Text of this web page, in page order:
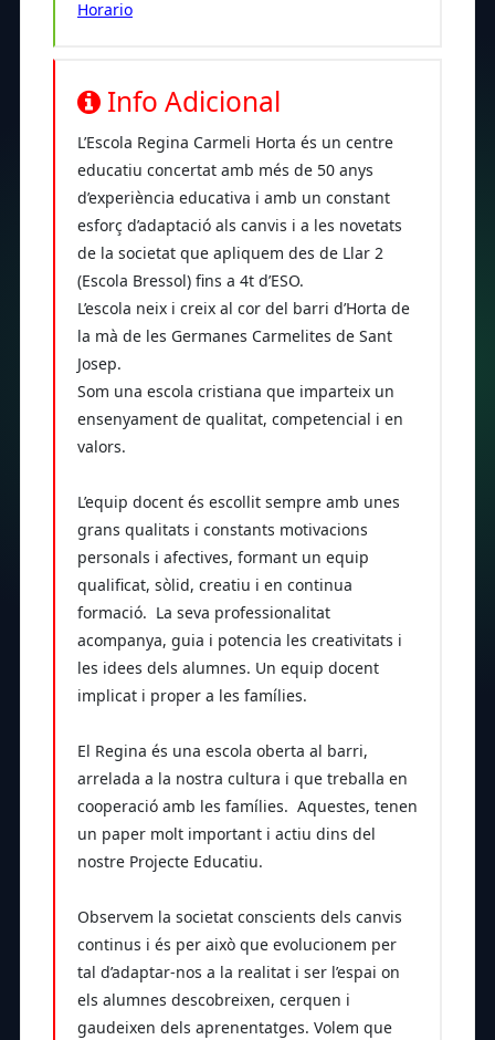
Horario
Info Adicional
L’Escola Regina Carmeli Horta és un centre
educatiu concertat amb més de 50 anys
d’experiència educativa i amb un constant
esforç d’adaptació als canvis i a les novetats
de la societat que apliquem des de Llar 2
(Escola Bressol) fins a 4t d’ESO.
L’escola neix i creix al cor del barri d’Horta de
la mà de les Germanes Carmelites de Sant
Josep.
Som una escola cristiana que imparteix un
ensenyament de qualitat, competencial i en
valors.
L’equip docent és escollit sempre amb unes
grans qualitats i constants motivacions
personals i afectives, formant un equip
qualificat, sòlid, creatiu i en continua
formació. La seva professionalitat
acompanya, guia i potencia les creativitats i
les idees dels alumnes. Un equip docent
implicat i proper a les famílies.
El Regina és una escola oberta al barri,
arrelada a la nostra cultura i que treballa en
cooperació amb les famílies. Aquestes, tenen
un paper molt important i actiu dins del
nostre Projecte Educatiu.
Observem la societat conscients dels canvis
continus i és per això que evolucionem per
tal d’adaptar-nos a la realitat i ser l’espai on
els alumnes descobreixen, cerquen i
gaudeixen dels aprenentatges. Volem que